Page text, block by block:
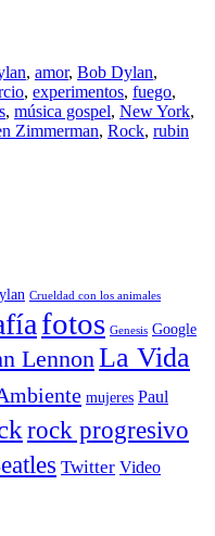
, amor, Bob Dylan,
, experimentos, fuego,
, música gospel, New York,
Zimmerman, Rock, rubin
Crueldad con los animales
fotos Genesis Google
Lennon La Vida
mujeres Paul
rock progresivo
Twitter Video